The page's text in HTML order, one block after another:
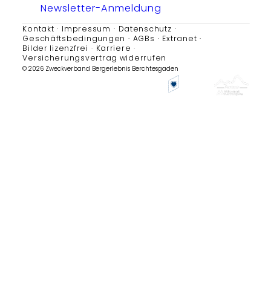
Newsletter-Anmeldung
Kontakt Impressum
Datenschutz
Geschäftsbedingungen
AGBs
Extranet
Bilder lizenzfrei
Karriere
Versicherungsvertrag widerrufen
© 2026 Zweckverband Bergerlebnis Berchtesgaden